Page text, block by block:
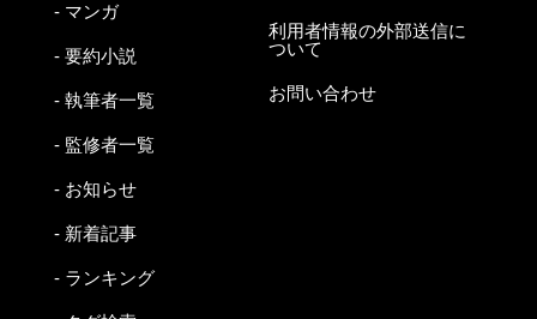
- マンガ
- 要約小説
- 執筆者一覧
- 監修者一覧
- お知らせ
- 新着記事
- ランキング
利用者情報の外部送信に
ついて
お問い合わせ